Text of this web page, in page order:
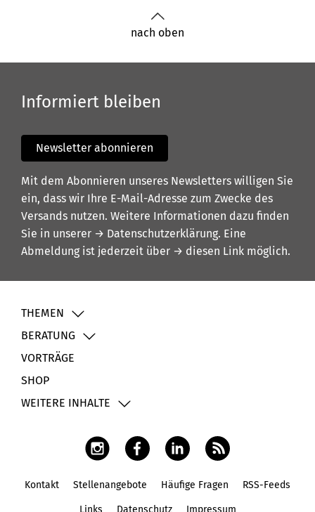
nach oben
Informiert bleiben
Newsletter abonnieren
Mit dem Abonnieren unseres Newsletters willigen Sie
ein, dass wir Ihre E-Mail-Adresse zum Zwecke des
Versands nutzen. Weitere Informationen dazu finden
Sie in unserer → Datenschutzerklärung. Eine
Abmeldung ist jederzeit über → diesen Link möglich.
THEMEN
BERATUNG
VORTRÄGE
SHOP
WEITERE INHALTE
Kontakt Stellenangebote Häufige Fragen RSS-Feeds